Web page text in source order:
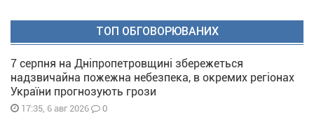
ТОП ОБГОВОРЮВАНИХ
7 серпня на Дніпропетровщині збережеться
надзвичайна пожежна небезпека, в окремих регіонах
України прогнозують грози
17:35, 6 авг 2026 0